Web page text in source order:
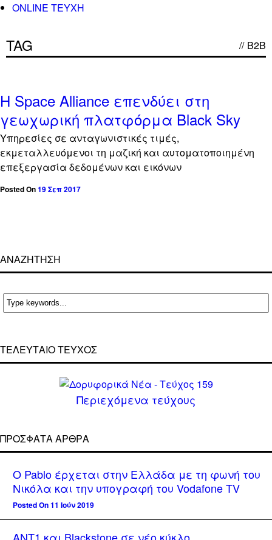
ONLINE TEYXH
TAG // B2B
Η Space Alliance επενδύει στη
γεωχωρική πλατφόρμα Black Sky
Υπηρεσίες σε ανταγωνιστικές τιμές,
εκμεταλλευόμενοι τη μαζική και αυτοματοποιημένη
επεξεργασία δεδομένων και εικόνων
Posted On19 Σεπ 2017
ΑΝΑΖΗΤΗΣΗ
ΤΕΛΕΥΤΑΙΟ ΤΕΥΧΟΣ
Περιεχόμενα τεύχους
ΠΡΌΣΦΑΤΑ ΆΡΘΡΑ
Ο Pablo έρχεται στην Ελλάδα με τη φωνή του
Νικόλα και την υπογραφή του Vodafone TV
Posted On 11 Ιούν 2019